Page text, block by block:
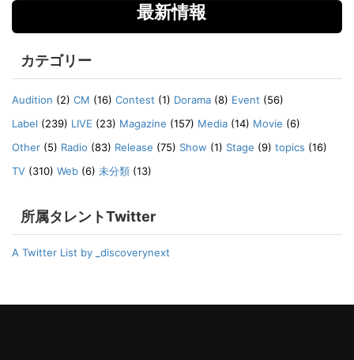
最新情報
カテゴリー
Audition (2) CM (16) Contest (1) Dorama (8) Event (56)
Label (239) LIVE (23) Magazine (157) Media (14) Movie (6)
Other (5) Radio (83) Release (75) Show (1) Stage (9) topics (16)
TV (310) Web (6) 未分類 (13)
所属タレントTwitter
A Twitter List by _discoverynext